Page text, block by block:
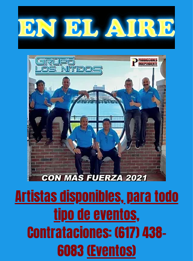
Artistas disponibles, para todo
tipo de eventos,
Contrataciones: (617) 438-
6083(Eventos)